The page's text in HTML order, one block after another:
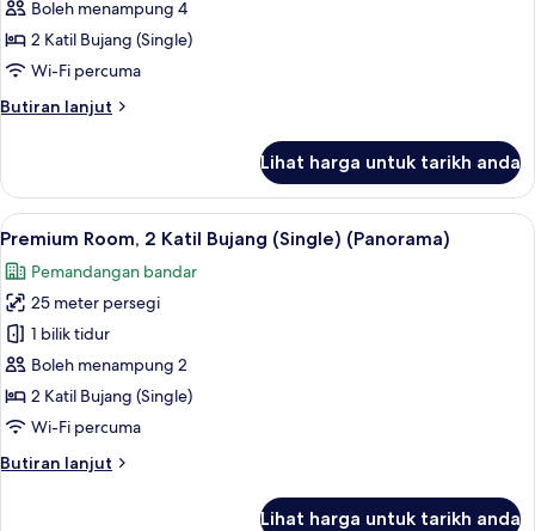
Suite,
2
Katil
(Single)
Boleh menampung 4
2 Katil Bujang (Single)
Wi-Fi percuma
Butiran lanjut
Butiran
Suite,
Katil
(Single)
(Panorama)
Lihat harga untuk tarikh anda
Lihat
semua
foto
untuk
Premium
Room,
2
Katil
(Single)
Peralatan tempat tidur premium, peti
13
Premium Room, 2 Katil Bujang (Single) (Panorama)
Pemandangan bandar
25 meter persegi
1 bilik tidur
Boleh menampung 2
2 Katil Bujang (Single)
Wi-Fi percuma
Butiran lanjut
Butiran
Lihat harga untuk tarikh anda